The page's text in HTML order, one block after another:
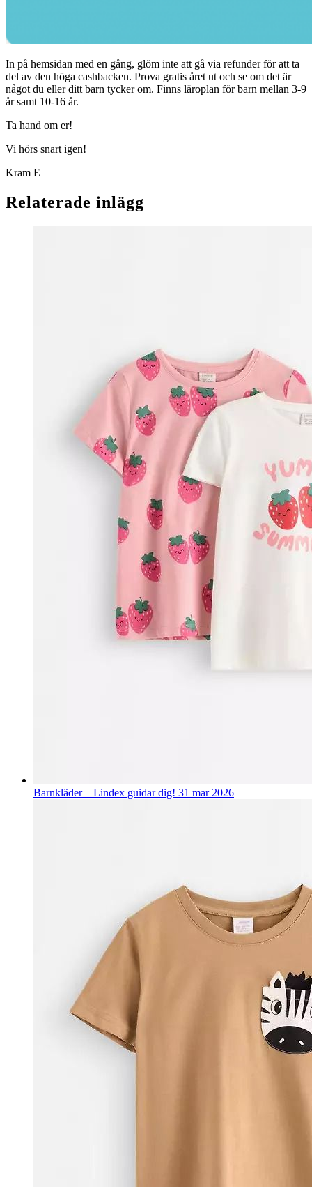
In på hemsidan med en gång, glöm inte att gå via refunder för att ta
del av den höga cashbacken. Prova gratis året ut och se om det är
något du eller ditt barn tycker om. Finns läroplan för barn mellan 3-9
år samt 10-16 år.
Ta hand om er!
Vi hörs snart igen!
Kram E
Relaterade inlägg
Barnkläder – Lindex guidar dig! 31 mar 2026